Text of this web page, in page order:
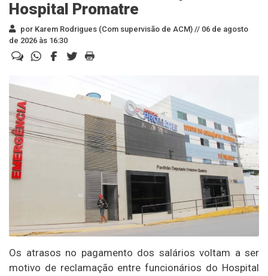
Hospital Promatre
por Karem Rodrigues (Com supervisão de ACM) // 06 de agosto
de 2026 às 16:30
Os atrasos no pagamento dos salários voltam a ser
motivo de reclamação entre funcionários do Hospital